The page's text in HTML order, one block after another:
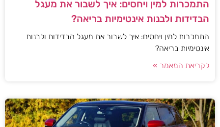
התמכרות למין ויחסים: איך לשבור את מעגל
הבדידות ולבנות אינטימיות בריאה?
התמכרות למין ויחסים: איך לשבור את מעגל הבדידות ולבנות
אינטימיות בריאה?
לקריאת המאמר »